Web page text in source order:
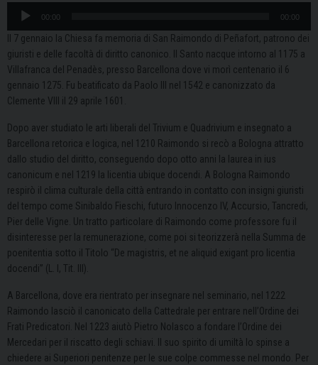
Audio
00:00 00:00
Il 7 gennaio la Chiesa fa memoria di San Raimondo di Peñafort, patrono dei
giuristi e delle facoltà di diritto canonico. Il Santo nacque intorno al 1175 a
Villafranca del Penadès, presso Barcellona dove vi morì centenario il 6
gennaio 1275. Fu beatificato da Paolo III nel 1542 e canonizzato da
Clemente VIII il 29 aprile 1601.
Dopo aver studiato le arti liberali del Trivium e Quadrivium e insegnato a
Barcellona retorica e logica, nel 1210 Raimondo si recò a Bologna attratto
dallo studio del diritto, conseguendo dopo otto anni la laurea in ius
canonicum e nel 1219 la licentia ubique docendi. A Bologna Raimondo
respirò il clima culturale della città entrando in contatto con insigni giuristi
del tempo come Sinibaldo Fieschi, futuro Innocenzo IV, Accursio, Tancredi,
Pier delle Vigne. Un tratto particolare di Raimondo come professore fu il
disinteresse per la remunerazione, come poi si teorizzerà nella Summa de
poenitentia sotto il Titolo “De magistris, et ne aliquid exigant pro licentia
docendi” (L. I, Tit. III).
A Barcellona, dove era rientrato per insegnare nel seminario, nel 1222
Raimondo lasciò il canonicato della Cattedrale per entrare nell’Ordine dei
Frati Predicatori. Nel 1223 aiutò Pietro Nolasco a fondare l’Ordine dei
Mercedari per il riscatto degli schiavi. Il suo spirito di umiltà lo spinse a
chiedere ai Superiori penitenze per le sue colpe commesse nel mondo. Per